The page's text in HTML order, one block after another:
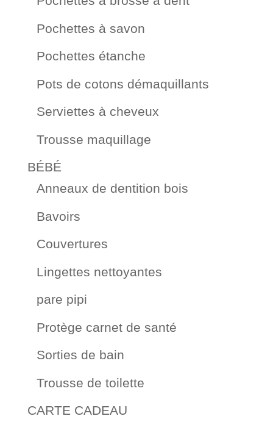
Pochettes à savon
Pochettes étanche
Pots de cotons démaquillants
Serviettes à cheveux
Trousse maquillage
BÉBÉ
Anneaux de dentition bois
Bavoirs
Couvertures
Lingettes nettoyantes
pare pipi
Protège carnet de santé
Sorties de bain
Trousse de toilette
CARTE CADEAU